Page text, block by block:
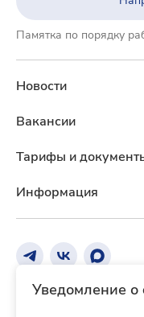
Памятка по порядку
Новости
Вакансии
Тарифы и
Информация
Реквизиты Банка
Уведомление о